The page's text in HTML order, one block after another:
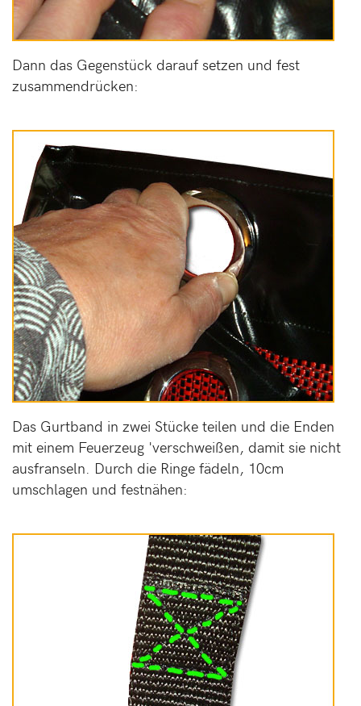
Dann das Gegenstück darauf setzen und fest
zusammendrücken:
Das Gurtband in zwei Stücke teilen und die Enden
mit einem Feuerzeug 'verschweißen, damit sie nicht
ausfranseln. Durch die Ringe fädeln, 10cm
umschlagen und festnähen: